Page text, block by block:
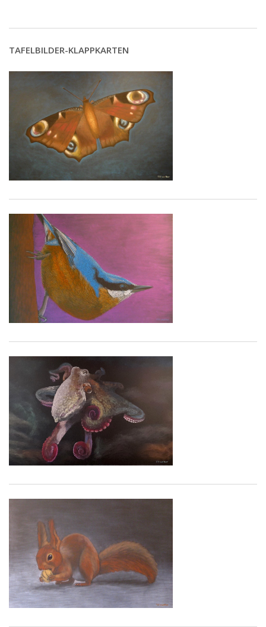
TAFELBILDER-KLAPPKARTEN